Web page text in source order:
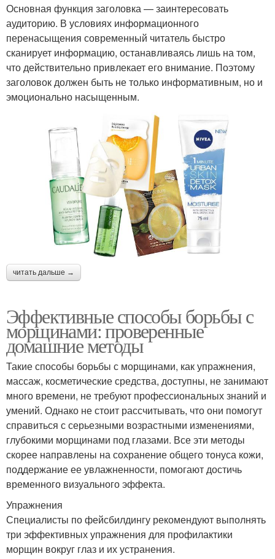
Основная функция заголовка — заинтересовать
аудиторию. В условиях информационного
перенасыщения современный читатель быстро
сканирует информацию, останавливаясь лишь на том,
что действительно привлекает его внимание. Поэтому
заголовок должен быть не только информативным, но и
эмоционально насыщенным.
читать дальше →
Эффективные способы борьбы с
морщинами: проверенные
домашние методы
Такие способы борьбы с морщинами, как упражнения,
массаж, косметические средства, доступны, не занимают
много времени, не требуют профессиональных знаний и
умений. Однако не стоит рассчитывать, что они помогут
справиться с серьезными возрастными изменениями,
глубокими морщинами под глазами. Все эти методы
скорее направлены на сохранение общего тонуса кожи,
поддержание ее увлажненности, помогают достичь
временного визуального эффекта.
Упражнения
Специалисты по фейсбилдингу рекомендуют выполнять
три эффективных упражнения для профилактики
морщин вокруг глаз и их устранения.